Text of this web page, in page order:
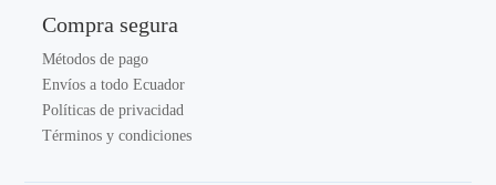
Compra segura
Métodos de pago
Envíos a todo Ecuador
Políticas de privacidad
Términos y condiciones